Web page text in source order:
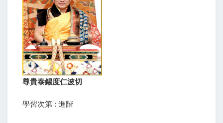
尊貴泰錫度仁波切
學習次第 : 進階